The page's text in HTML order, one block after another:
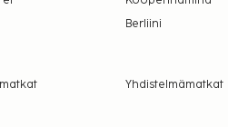
Berliini
Yhdistelmämatkat